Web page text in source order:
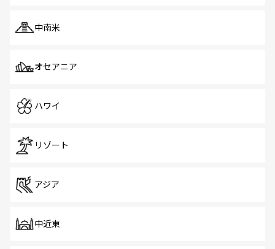
中南米
オセアニア
ハワイ
リゾート
アジア
中近東